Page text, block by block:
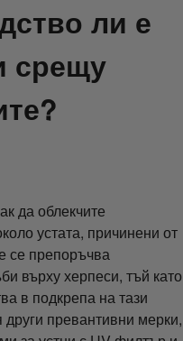
ли е
срещу
да облекчите
устата, причинени от
се препоръчва
върху херпеси, тъй като
в подкрепа на тази
превантивни мерки,